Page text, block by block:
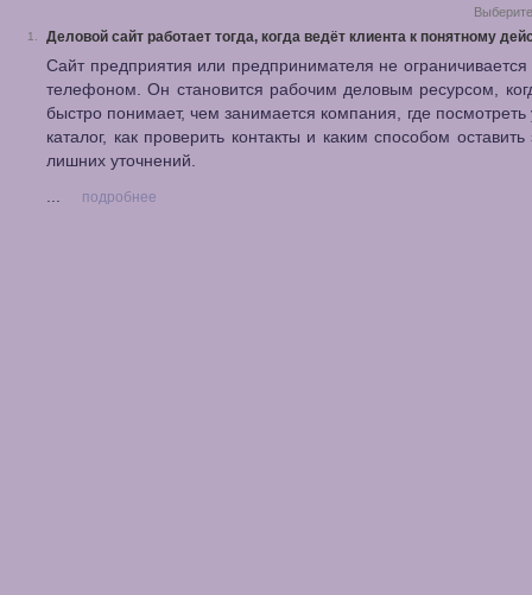
1. Деловой сайт работает тогда, когда ведёт клиента к понятному
Сайт предприятия или предпринимателя не ограничивается
телефоном. Он становится рабочим деловым ресурсом,
быстро понимает, чем занимается компания, где посмотреть
каталог, как проверить контакты и каким способом оставить
лишних уточнений.
...
подробнее